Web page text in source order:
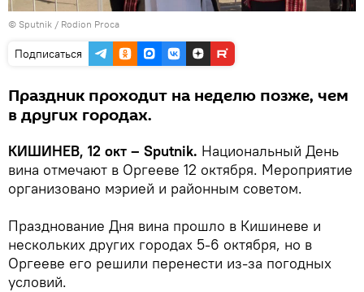
© Sputnik / Rodion Proca
Подписаться
Праздник проходит на неделю позже, чем
в других городах.
КИШИНЕВ, 12 окт – Sputnik. Национальный День
вина отмечают в Оргееве 12 октября. Мероприятие
организовано мэрией и районным советом.
Празднование Дня вина прошло в Кишиневе и
нескольких других городах 5-6 октября, но в
Оргееве его решили перенести из-за погодных
условий.